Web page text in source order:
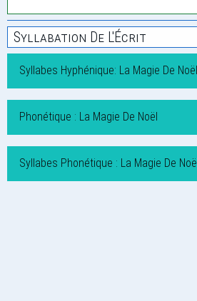
Syllabation De L'Écrit
Syllabes Hyphénique: La Magie De Noël
Phonétique : La Magie De Noël
Syllabes Phonétique : La Magie De Noël